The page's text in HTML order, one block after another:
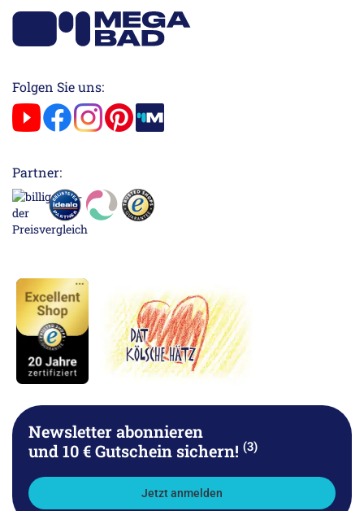
Folgen Sie uns:
Partner:
Newsletter abonnieren
und 10 € Gutschein sichern! (3)
Jetzt anmelden